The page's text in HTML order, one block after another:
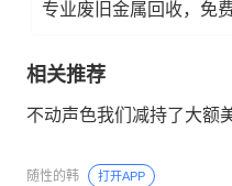
专业废旧金属回收，免
相关推荐
不动声色我们减持了大额
随性的韩 打开APP